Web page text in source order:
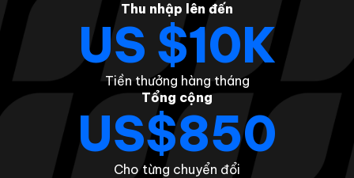
Thu nhập lên đến
US $10K
Tiền thưởng hàng tháng
Tổng cộng
US$850
Cho từng chuyển đổi